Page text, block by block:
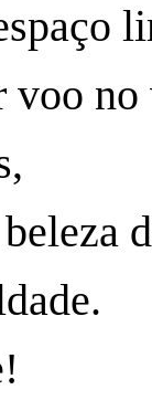
voo